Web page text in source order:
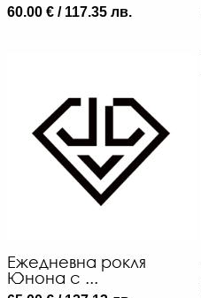
60.00 € / 117.35 лв.
Ежедневна рокля
Юнона с ...